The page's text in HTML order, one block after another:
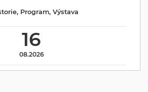
16
08.2026
, Program, Výstava